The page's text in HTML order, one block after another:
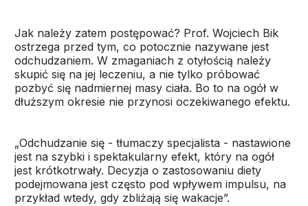
Jak należy zatem postępować? Prof. Wojciech Bik
ostrzega przed tym, co potocznie nazywane jest
odchudzaniem. W zmaganiach z otyłością należy
skupić się na jej leczeniu, a nie tylko próbować
pozbyć się nadmiernej masy ciała. Bo to na ogół w
dłuższym okresie nie przynosi oczekiwanego efektu.
„Odchudzanie się - tłumaczy specjalista - nastawione
jest na szybki i spektakularny efekt, który na ogół
jest krótkotrwały. Decyzja o zastosowaniu diety
podejmowana jest często pod wpływem impulsu, na
przykład wtedy, gdy zbliżają się wakacje”.